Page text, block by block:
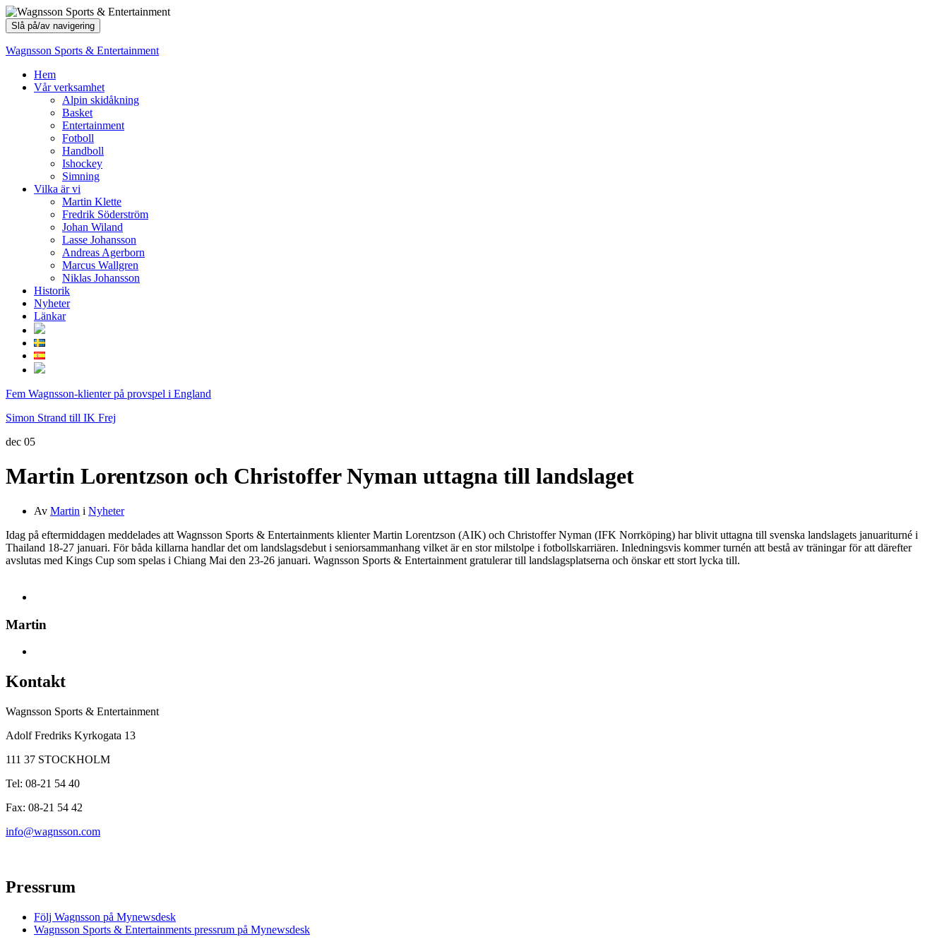
Slå på/av navigering
Wagnsson Sports & Entertainment
Hem
Vår verksamhet
Alpin skidåkning
Basket
Entertainment
Fotboll
Handboll
Ishockey
Simning
Vilka är vi
Martin Klette
Fredrik Söderström
Johan Wiland
Lasse Johansson
Andreas Agerborn
Marcus Wallgren
Niklas Johansson
Historik
Nyheter
Länkar
Fem Wagnsson-klienter på provspel i England
Simon Strand till IK Frej
dec 05
Martin Lorentzson och Christoffer Nyman uttagna till landslaget
Av Martin i Nyheter
Idag på eftermiddagen meddelades att Wagnsson Sports & Entertainments klienter Martin Lorentzson (AIK) och Christoffer Nyman (IFK Norrköping) har blivit uttagna till svenska landslagets januariturné i
Thailand 18-27 januari. För båda killarna handlar det om landslagsdebut i seniorsammanhang vilket är en stor milstolpe i fotbollskarriären. Inledningsvis kommer turnén att bestå av träningar för att därefter
avslutas med Kings Cup som spelas i Chiang Mai den 23-26 januari. Wagnsson Sports & Entertainment gratulerar till landslagsplatserna och önskar ett stort lycka till.
Martin
Kontakt
Wagnsson Sports & Entertainment
Adolf Fredriks Kyrkogata 13
111 37 STOCKHOLM
Tel: 08-21 54 40
Fax: 08-21 54 42
info@wagnsson.com
Pressrum
Följ Wagnsson på Mynewsdesk
Wagnsson Sports & Entertainments pressrum på Mynewsdesk